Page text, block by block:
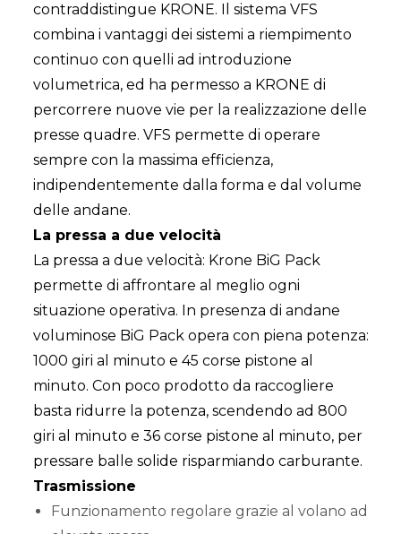
contraddistingue KRONE. Il sistema VFS
combina i vantaggi dei sistemi a riempimento
continuo con quelli ad introduzione
volumetrica, ed ha permesso a KRONE di
percorrere nuove vie per la realizzazione delle
presse quadre. VFS permette di operare
sempre con la massima efficienza,
indipendentemente dalla forma e dal volume
delle andane.
La pressa a due velocità
La pressa a due velocità: Krone BiG Pack
permette di affrontare al meglio ogni
situazione operativa. In presenza di andane
voluminose BiG Pack opera con piena potenza:
1000 giri al minuto e 45 corse pistone al
minuto. Con poco prodotto da raccogliere
basta ridurre la potenza, scendendo ad 800
giri al minuto e 36 corse pistone al minuto, per
pressare balle solide risparmiando carburante.
Trasmissione
Funzionamento regolare grazie al volano ad